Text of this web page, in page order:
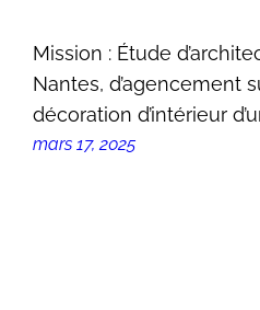
Mission : Étude
Nantes, d’agencement
décoration d’intérieur
mars 17, 2025